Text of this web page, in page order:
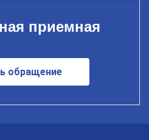
приемная
обращение